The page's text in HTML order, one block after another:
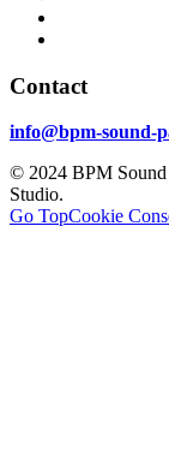
Contact
info@bpm-sound-
© 2024 BPM Sound
Studio.
Go TopCookie